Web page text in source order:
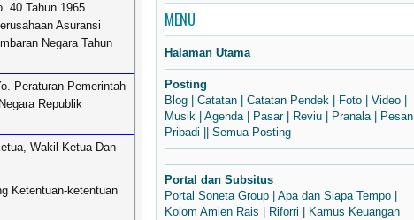
40 Tahun 1965
Asuransi
Negara Tahun
Peraturan Pemerintah
Republik
Wakil Ketua Dan
Ketentuan-ketentuan
MENU
Halaman Utama
Posting
Blog
Catatan Catatan Pendek Foto Video
Musik
Agenda| Pasar| Reviu Pranala|
Pesan
Pribadi
Semua Posting
Portal dan Subsitus
Portal Soneta Group
Apa dan Siapa Tempo
Kolom Amien Rais
Riforri
Kamus Keuangan